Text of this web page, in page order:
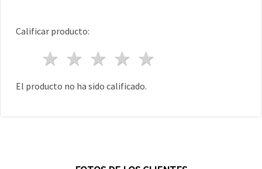
Calificar producto:
4 estrellas
3 estrellas
2 estrellas
1 estrella
El producto no ha sido calificado.